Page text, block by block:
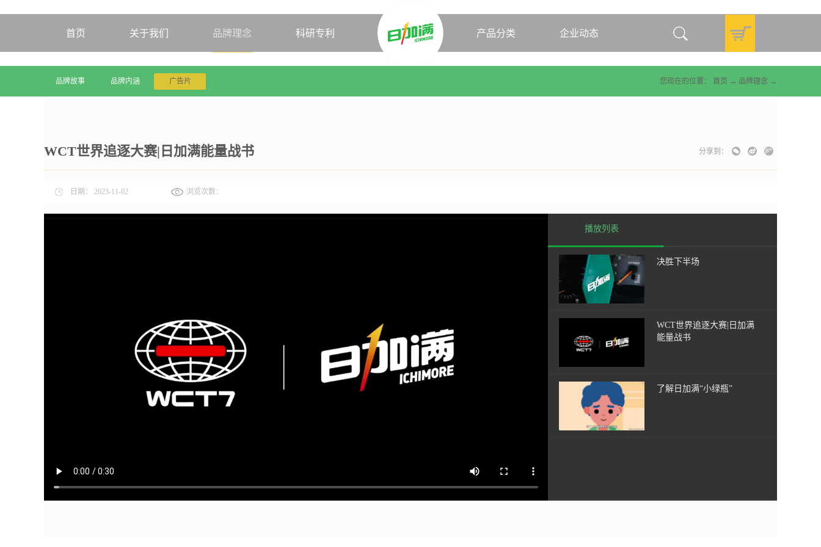
首页 关于我们 品牌理念 科研专利 产品分类 企业动态
品牌故事 品牌内涵 广告片 您现在的位置： 首页 → 品牌理念 →
WCT世界追逐大赛|日加满能量战书 分享到：
日期： 2023-11-02 浏览次数：
播放列表
决胜下半场
WCT世界追逐大赛|日加满
能量战书
了解日加满“小绿瓶”